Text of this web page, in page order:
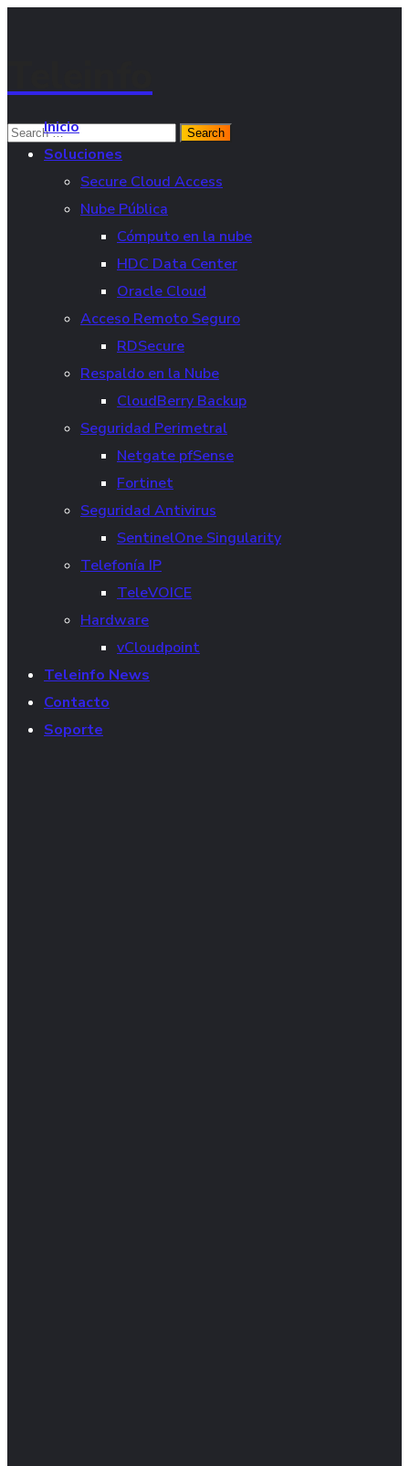
Inicio
Soluciones
Secure Cloud Access
Nube Pública
Cómputo en la nube
HDC Data Center
Oracle Cloud
Acceso Remoto Seguro
RDSecure
Respaldo en la Nube
CloudBerry Backup
Seguridad Perimetral
Netgate pfSense
Fortinet
Seguridad Antivirus
SentinelOne Singularity
Telefonía IP
TeleVOICE
Hardware
vCloudpoint
Teleinfo News
Contacto
Soporte